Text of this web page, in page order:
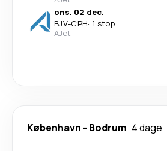
ons. 02 dec.
BJV-CPH· 1 stop
AJet
København - Bodrum 4 dage